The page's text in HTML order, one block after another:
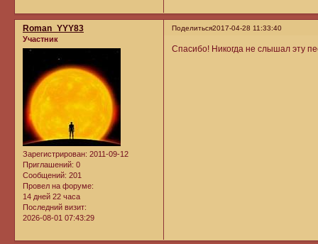
Поделиться2017-04-28 11:33:40
Roman_YYY83
Участник
Зарегистрирован: 2011-09-12
Приглашений: 0
Сообщений: 201
Провел на форуме:
14 дней 22 часа
Последний визит:
2026-08-01 07:43:29
Спасибо! Никогда не слышал эту